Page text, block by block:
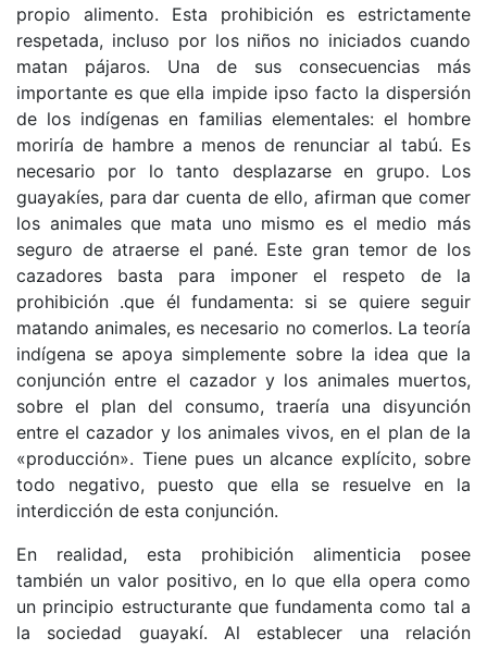
propio alimento. Esta prohibición es estrictamente
respetada, incluso por los niños no iniciados cuando
matan pájaros. Una de sus consecuencias más
importante es que ella impide ipso facto la dispersión
de los indígenas en familias elementales: el hombre
moriría de hambre a menos de renunciar al tabú. Es
necesario por lo tanto desplazarse en grupo. Los
guayakíes, para dar cuenta de ello, afirman que comer
los animales que mata uno mismo es el medio más
seguro de atraerse el pané. Este gran temor de los
cazadores basta para imponer el respeto de la
prohibición .que él fundamenta: si se quiere seguir
matando animales, es necesario no comerlos. La teoría
indígena se apoya simplemente sobre la idea que la
conjunción entre el cazador y los animales muertos,
sobre el plan del consumo, traería una disyunción
entre el cazador y los animales vivos, en el plan de la
«producción». Tiene pues un alcance explícito, sobre
todo negativo, puesto que ella se resuelve en la
interdicción de esta conjunción.
En realidad, esta prohibición alimenticia posee
también un valor positivo, en lo que ella opera como
un principio estructurante que fundamenta como tal a
la sociedad guayakí. Al establecer una relación